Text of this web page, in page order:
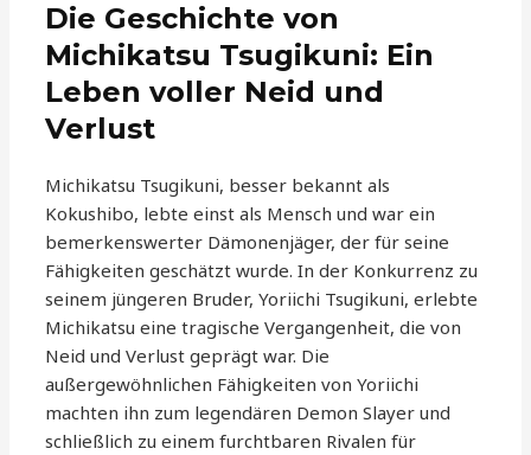
Die Geschichte von
Michikatsu Tsugikuni: Ein
Leben voller Neid und
Verlust
Michikatsu Tsugikuni, besser bekannt als
Kokushibo, lebte einst als Mensch und war ein
bemerkenswerter Dämonenjäger, der für seine
Fähigkeiten geschätzt wurde. In der Konkurrenz zu
seinem jüngeren Bruder, Yoriichi Tsugikuni, erlebte
Michikatsu eine tragische Vergangenheit, die von
Neid und Verlust geprägt war. Die
außergewöhnlichen Fähigkeiten von Yoriichi
machten ihn zum legendären Demon Slayer und
schließlich zu einem furchtbaren Rivalen für